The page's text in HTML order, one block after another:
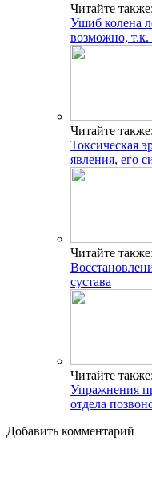
Читайте также:
Ушиб колена
возможно, т.к.
Читайте также:
Токсическая
явления, его
Читайте также:
сустава
Читайте также:
Упражнения
отдела
Добавить комментарий